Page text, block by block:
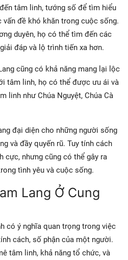
tâm linh, tướng số để tìm hiểu
vấn đề khó khăn trong cuộc sống.
duyên, họ có thể tìm đến các
đáp và lộ trình tiến xa hơn.
cũng có khả năng mang lại lộc
tâm linh, họ có thể được ưu ái và
linh như Chúa Nguyệt, Chúa Cà
đại diện cho những người sống
và đầy quyến rũ. Tuy tính cách
cực, nhưng cũng có thể gây ra
tình yêu và cuộc sống.
Lang Ở Cung
có ý nghĩa quan trọng trong việc
cách, số phận của một người.
tâm linh, khả năng tổ chức, và